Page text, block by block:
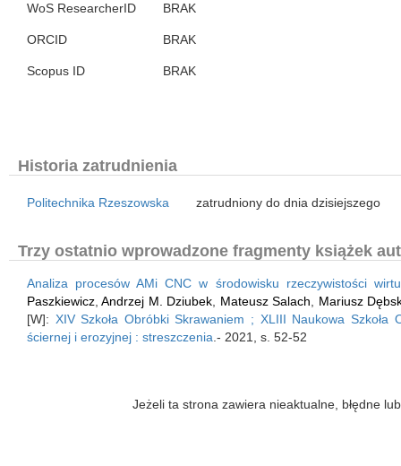
WoS ResearcherID BRAK
ORCID BRAK
Scopus ID BRAK
Historia zatrudnienia
Politechnika Rzeszowska zatrudniony do dnia dzisiejszego
Trzy ostatnio wprowadzone fragmenty książek
Analiza procesów AMi CNC w środowisku rzeczywistości
Paszkiewicz ,Andrzej M. Dziubek Mateusz Salach
Mariusz
[W]: XIV Szkoła Obróbki Skrawaniem ; XLIII Naukowa
ściernej i erozyjnej : streszczenia .- 2021, s. 52-52
Jeżeli ta strona zawiera nieaktualne, błędne